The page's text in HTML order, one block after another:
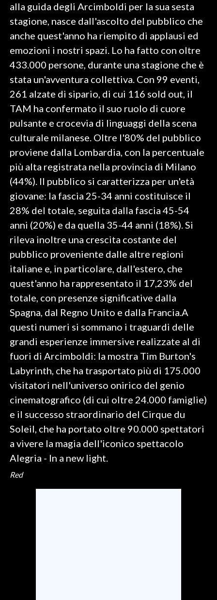
alla guida degli Arcimboldi per la sua sesta
stagione, nasce dall'ascolto del pubblico che
anche quest'anno ha riempito di applausi ed
emozioni i nostri spazi. Lo ha fatto con oltre
433.000 persone, durante una stagione che è
stata un'avventura collettiva. Con 99 eventi,
261 alzate di sipario, di cui 116 sold out, il
TAM ha confermato il suo ruolo di cuore
pulsante e crocevia di linguaggi della scena
culturale milanese. Oltre l'80% del pubblico
proviene dalla Lombardia, con la percentuale
più alta registrata nella provincia di Milano
(44%). Il pubblico si caratterizza per un'età
giovane: la fascia 25-34 anni costituisce il
28% del totale, seguita dalla fascia 45-54
anni (20%) e da quella 35-44 anni (18%). Si
rileva inoltre una crescita costante del
pubblico proveniente dalle altre regioni
italiane e, in particolare, dall'estero, che
quest'anno ha rappresentato il 17,23% del
totale, con presenze significative dalla
Spagna, dal Regno Unito e dalla Francia.A
questi numeri si sommano i traguardi delle
grandi esperienze immersive realizzate al di
fuori di Arcimboldi: la mostra Tim Burton's
Labyrinth, che ha trasportato più di 175.000
visitatori nell'universo onirico del genio
cinematografico (di cui oltre 24.000 famiglie)
e il successo straordinario del Cirque du
Soleil, che ha portato oltre 90.000 spettatori
a vivere la magia dell'iconico spettacolo
Alegria - In a new light.
Red